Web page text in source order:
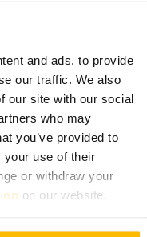
and ads, to provide
our traffic. We also
our site with our social
who may
you’ve provided to
your use of their
or withdraw your
on our website.
espace debout et
axée sur bières et
un concert démarre,